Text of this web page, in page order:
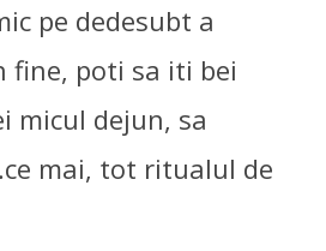
pe dedesubt a
fine, poti sa iti bei
micul dejun, sa
mai, tot ritualul de